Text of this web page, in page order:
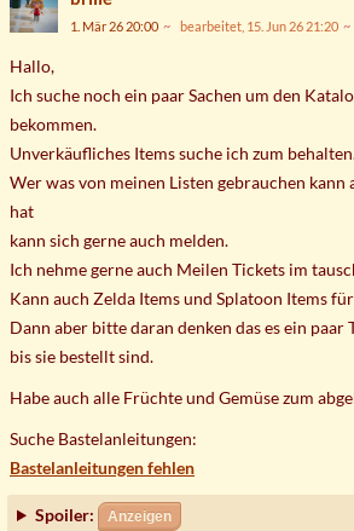
1. Mär 26 20:00 bearbeitet, 15. Jun 26 21:20
Hallo,
Ich suche noch ein paar Sachen um den
bekommen.
Unverkäufliches Items suche ich zum
Wer was von meinen Listen gebrauchen kann
hat
kann sich gerne auch melden.
Ich nehme gerne auch Meilen Tickets im
Kann auch Zelda Items und Splatoon Items
Dann aber bitte daran denken das es ein paar
bis sie bestellt sind.
Habe auch alle Früchte und Gemüse zum
Suche Bastelanleitungen:
Bastelanleitungen fehlen
Spoiler: Anzeigen